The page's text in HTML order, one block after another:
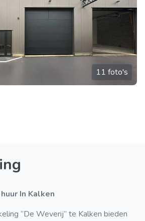
11 foto's
huur In Kalken
“De Weverij” te Kalken bieden